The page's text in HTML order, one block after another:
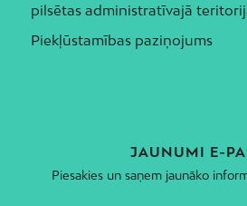
pilsētas administratīvajā
Piekļūstamības paziņojums
JAUNUMI E-
Piesakies un saņem jaunāko